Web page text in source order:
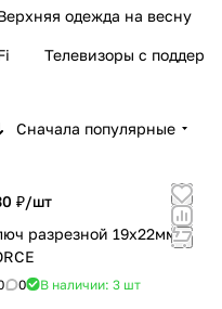
одежда на весну
Телевизоры с
Сначала популярные
₽/шт
разрезной 19х22мм
0 В наличии: 3 шт